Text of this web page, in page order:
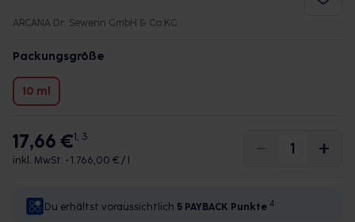
ARCANA Dr. Sewerin GmbH & Co.KG
Packungsgröße
10 ml
17,66 €1, 3
inkl. MwSt. • 1.766,00 € / l
Du erhältst voraussichtlich 5 PAYBACK Punkte 4